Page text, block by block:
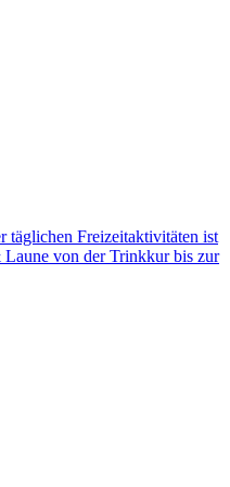
täglichen Freizeitaktivitäten ist
von der Trinkkur bis zur